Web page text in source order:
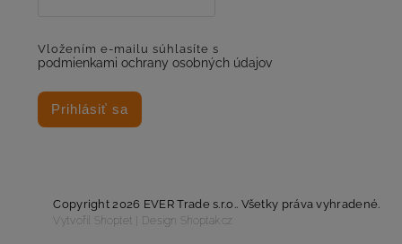
Vložením e-mailu súhlasíte s
podmienkami ochrany osobných údajov
Prihlásiť sa
Copyright 2026 EVER Trade s.r.o.. Všetky práva vyhradené.
Vytvořil Shoptet | Design Shoptak.cz